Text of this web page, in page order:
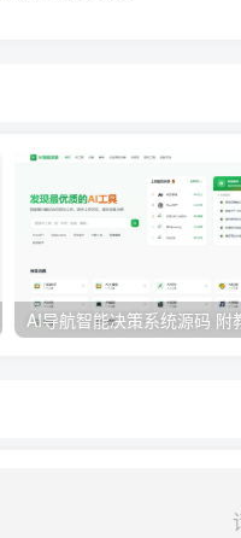
AI导航智能决策系统源码 附